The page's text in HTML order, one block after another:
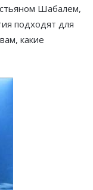
Шабалем,
подходят для
какие